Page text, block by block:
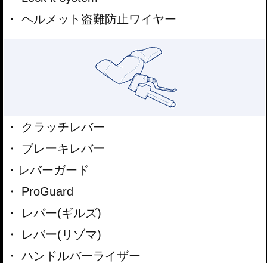
ヘルメット盗難防止ワイヤー
クラッチレバー
ブレーキレバー
レバーガード
ProGuard
レバー(ギルズ)
レバー(リゾマ)
ハンドルバーライザー